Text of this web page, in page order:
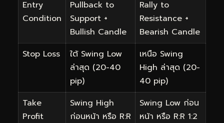
Entry
Condition
Pullback to
Support +
Bullish Candle
Rally to
Resistance +
Bearish Candle
Stop Loss
ใต้ Swing Low
ล่าสุด (20-40
pip)
เหนือ Swing
High ล่าสุด (20-
40 pip)
Take
Profit
Swing High
ก่อนหน้า หรือ R:R
Swing Low ก่อน
หน้า หรือ R:R 1:2